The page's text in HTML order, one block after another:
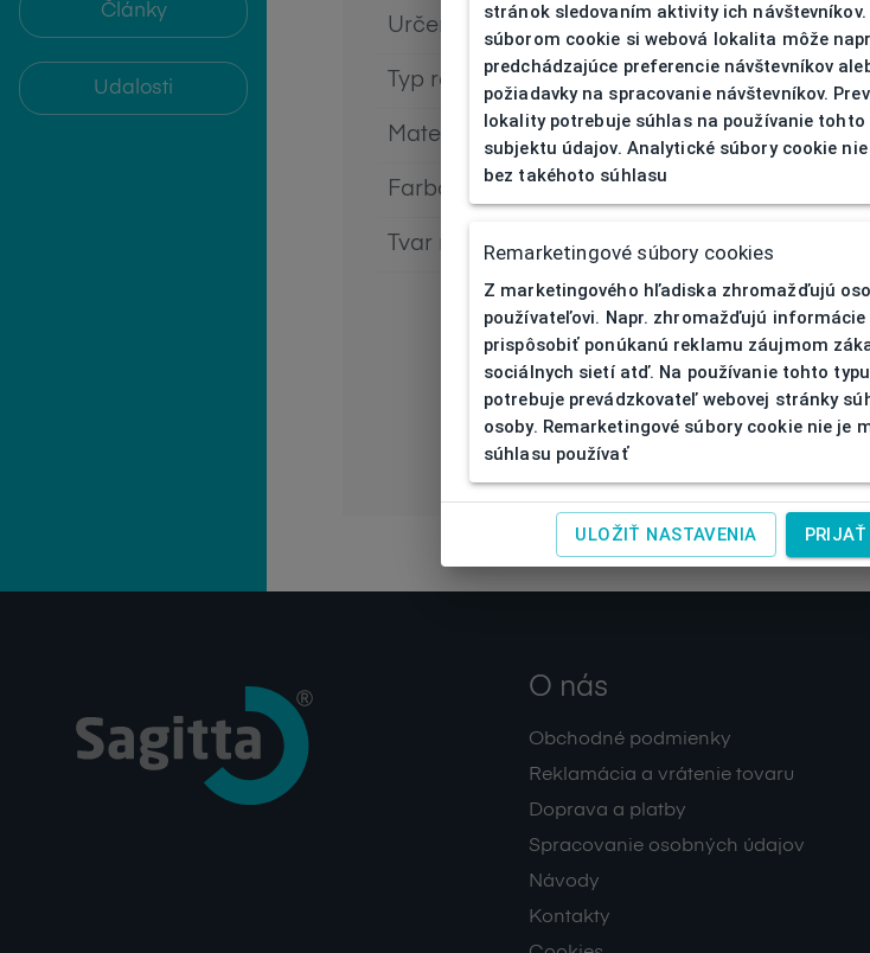
Články
Udalosti
Určenie
Typ rámu Celoobruba
Materiál rámu Kov
Farba rámu
Tvar rámu Obdĺžnikový
O nás
Obchodné podmienky
Reklamácia a vrátenie tovaru
Doprava a platby
Spracovanie osobných údajov
Návody
Kontakty
stránok sledovaním aktivity ich
súborom cookie si webová lokalita môže
predchádzajúce preferencie návštevníkov
požiadavky na spracovanie návštevníkov.
lokality potrebuje súhlas na používanie
subjektu údajov. Analytické súbory cookie
bez takéhoto súhlasu
Remarketingové súbory cookies
Z marketingového hľadiska zhromažďujú
používateľovi. Napr. zhromažďujú informácie
prispôsobiť ponúkanú reklamu záujmom
sociálnych sietí atď. Na používanie tohto
potrebuje prevádzkovateľ webovej stránky
osoby. Remarketingové súbory cookie nie je
súhlasu používať
ULOŽIŤ NASTAVENIA